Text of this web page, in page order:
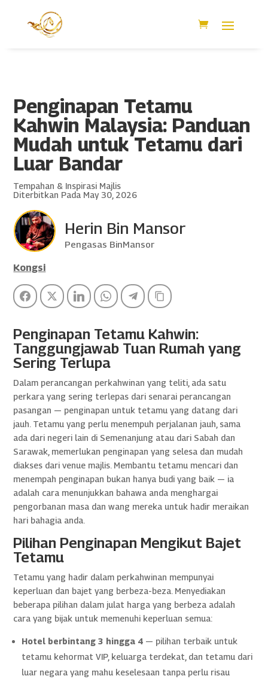
Penginapan Tetamu
Kahwin Malaysia: Panduan
Mudah untuk Tetamu dari
Luar Bandar
Tempahan & Inspirasi Majlis
Diterbitkan Pada May 30, 2026
Herin Bin Mansor
Pengasas BinMansor
Kongsi
FacebookTwitter LinkedInWhatsAppTelegramCopy Link
Penginapan Tetamu Kahwin:
Tanggungjawab Tuan Rumah yang
Sering Terlupa
Dalam perancangan perkahwinan yang teliti, ada satu
perkara yang sering terlepas dari senarai perancangan
pasangan — penginapan untuk tetamu yang datang dari
jauh. Tetamu yang perlu menempuh perjalanan jauh, sama
ada dari negeri lain di Semenanjung atau dari Sabah dan
Sarawak, memerlukan penginapan yang selesa dan mudah
diakses dari venue majlis. Membantu tetamu mencari dan
menempah penginapan bukan hanya budi yang baik — ia
adalah cara menunjukkan bahawa anda menghargai
pengorbanan masa dan wang mereka untuk hadir meraikan
hari bahagia anda.
Pilihan Penginapan Mengikut Bajet
Tetamu
Tetamu yang hadir dalam perkahwinan mempunyai
keperluan dan bajet yang berbeza-beza. Menyediakan
beberapa pilihan dalam julat harga yang berbeza adalah
cara yang bijak untuk memenuhi keperluan semua:
Hotel berbintang 3 hingga 4 — pilihan terbaik untuk
tetamu kehormat VIP, keluarga terdekat, dan tetamu dari
luar negara yang mahu keselesaan tanpa perlu risau